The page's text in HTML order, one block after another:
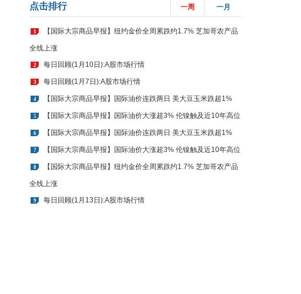
点击排行 一周 一月
1 【国际大宗商品早报】纽约金价全周累跌约1.7% 芝加哥农产品
全线上涨
2 每日回顾(1月10日):A股市场行情
3 每日回顾(1月7日):A股市场行情
4 【国际大宗商品早报】国际油价连跌两日 美大豆玉米跌超1%
5 【国际大宗商品早报】国际油价大涨超3% 伦镍触及近10年高位
6 【国际大宗商品早报】国际油价连跌两日 美大豆玉米跌超1%
7 【国际大宗商品早报】国际油价大涨超3% 伦镍触及近10年高位
8 【国际大宗商品早报】纽约金价全周累跌约1.7% 芝加哥农产品
全线上涨
9 每日回顾(1月13日):A股市场行情